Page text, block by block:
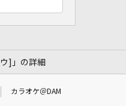
]」の詳細
カラオケ＠DAM